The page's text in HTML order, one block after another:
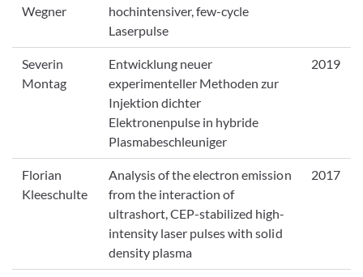
Wegner
hochintensiver, few-cycle
Laserpulse
Severin
Montag
Entwicklung neuer
experimenteller Methoden zur
Injektion dichter
Elektronenpulse in hybride
Plasmabeschleuniger
2019
Florian
Kleeschulte
Analysis of the electron emission
from the interaction of
ultrashort, CEP-stabilized high-
intensity laser pulses with solid
density plasma
2017